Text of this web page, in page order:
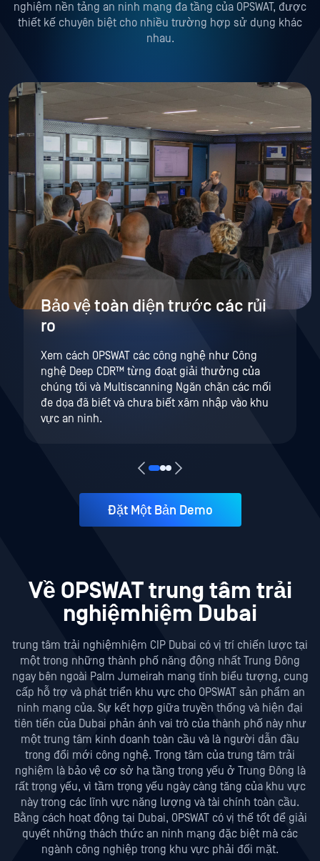
nghiệm nền tảng an ninh mạng đa tầng của OPSWAT, được
thiết kế chuyên biệt cho nhiều trường hợp sử dụng khác
nhau.
Bảo vệ toàn diện trước các rủi
ro
Xem cách OPSWAT các công nghệ như Công
nghệ Deep CDR™ từng đoạt giải thưởng của
chúng tôi và Multiscanning Ngăn chặn các mối
đe dọa đã biết và chưa biết xâm nhập vào khu
vực an ninh.
Đặt Một Bản Demo
Về OPSWAT trung tâm trải
nghiệmhiệm Dubai
trung tâm trải nghiệmhiệm CIP Dubai có vị trí chiến lược tại
một trong những thành phố năng động nhất Trung Đông
ngay bên ngoài Palm Jumeirah mang tính biểu tượng, cung
cấp hỗ trợ và phát triển khu vực cho OPSWAT sản phẩm an
ninh mạng của. Sự kết hợp giữa truyền thống và hiện đại
tiên tiến của Dubai phản ánh vai trò của thành phố này như
một trung tâm kinh doanh toàn cầu và là người dẫn đầu
trong đổi mới công nghệ. Trọng tâm của trung tâm trải
nghiệm là bảo vệ cơ sở hạ tầng trọng yếu ở Trung Đông là
rất trọng yếu, vì tầm trọng yếu ngày càng tăng của khu vực
này trong các lĩnh vực năng lượng và tài chính toàn cầu.
Bằng cách hoạt động tại Dubai, OPSWAT có vị thế tốt để giải
quyết những thách thức an ninh mạng đặc biệt mà các
ngành công nghiệp trong khu vực phải đối mặt.